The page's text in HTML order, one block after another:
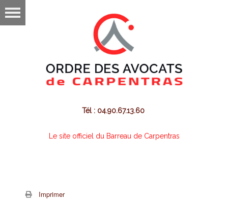
Tél : 04.90.67.13.60
Le site officiel du Barreau de Carpentras
Imprimer